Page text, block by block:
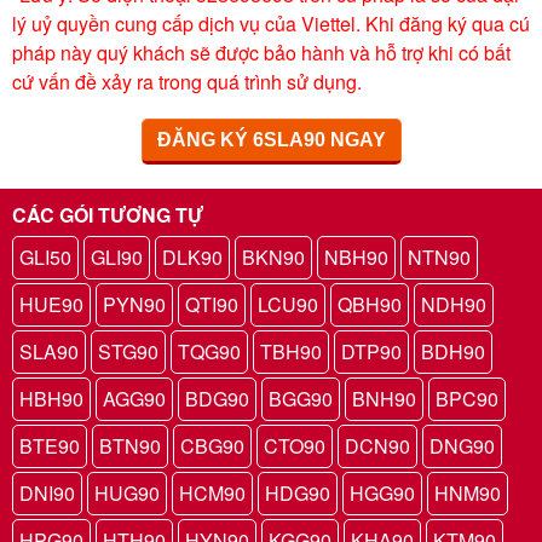
lý uỷ quyền cung cấp dịch vụ của Viettel. Khi đăng ký qua cú
pháp này quý khách sẽ được bảo hành và hỗ trợ khi có bất
cứ vấn đề xảy ra trong quá trình sử dụng.
ĐĂNG KÝ 6SLA90 NGAY
CÁC GÓI TƯƠNG TỰ
GLI50
GLI90 DLK90 BKN90 NBH90
NTN90
HUE90
PYN90 QTI90 LCU90 QBH90
NDH90
SLA90
STG90 TQG90 TBH90 DTP90
BDH90
HBH90
AGG90 BDG90 BGG90 BNH90
BPC90
BTE90
BTN90 CBG90 CTO90 DCN90
DNG90
DNI90
HUG90 HCM90 HDG90 HGG90
HNM90